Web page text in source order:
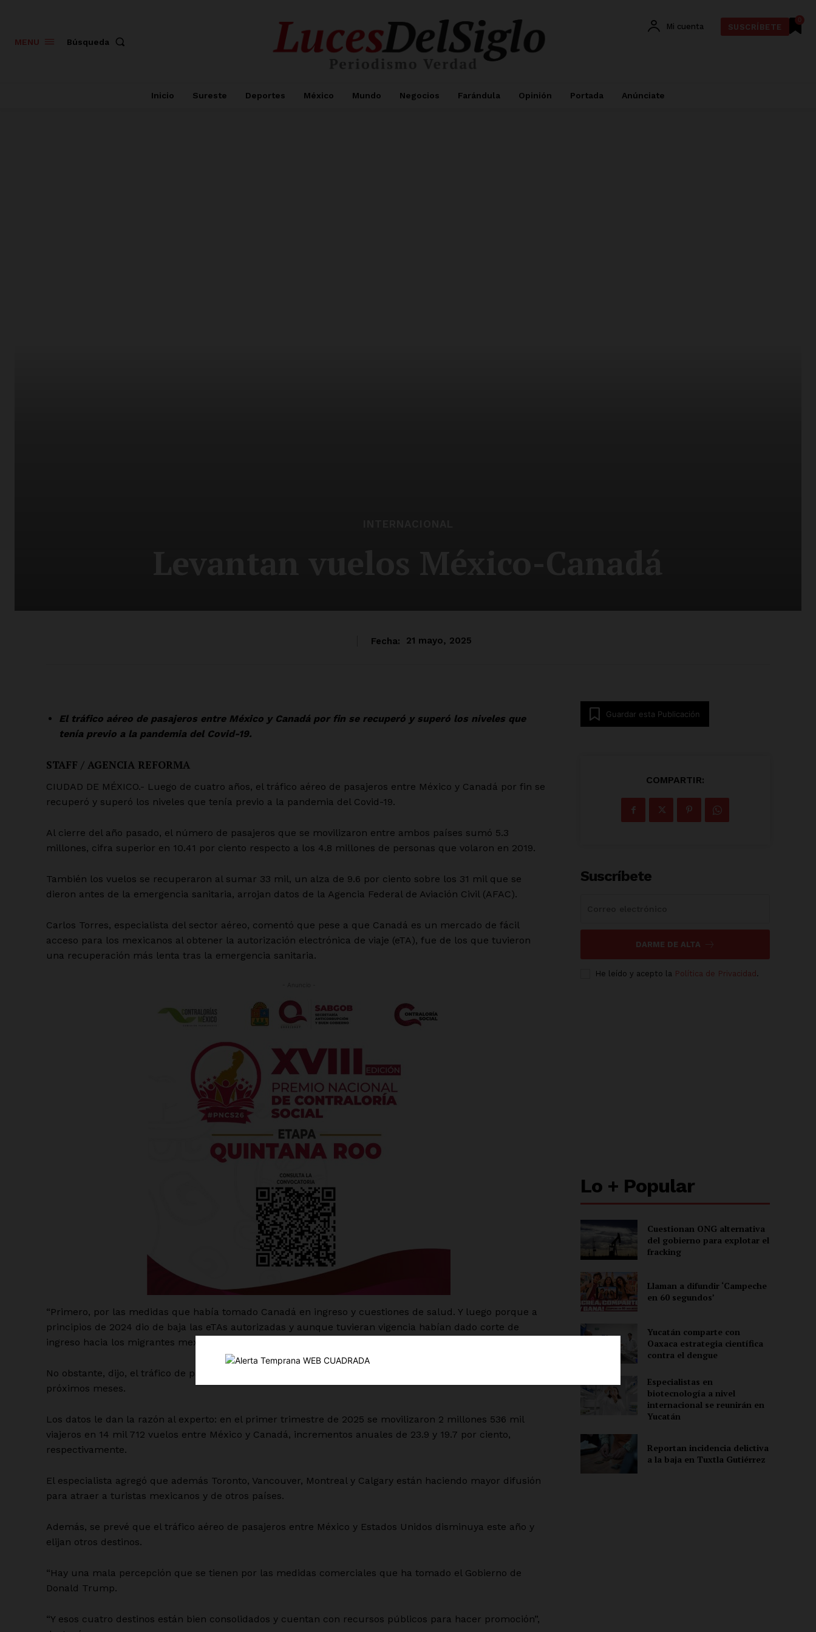
Luces
Del Siglo
Empresa
Nosotros
Políticas del Sitio
Mi cuenta
MENU Búsqueda
0
Mi cuenta SUSCRÍBETE
Inicio Sureste Deportes México Mundo Negocios Farándula Opinión Portada Anúnciate
Fecha: 21 mayo, 2025
El tráfico aéreo de pasajeros entre México y Canadá por fin se recuperó y superó los niveles que
tenía previo a la pandemia del Covid-19.
STAFF / AGENCIA REFORMA
CIUDAD DE MÉXICO.- Luego de cuatro años, el tráfico aéreo de pasajeros entre México y Canadá por fin se
recuperó y superó los niveles que tenía previo a la pandemia del Covid-19.
Al cierre del año pasado, el número de pasajeros que se movilizaron entre ambos países sumó 5.3
millones, cifra superior en 10.41 por ciento respecto a los 4.8 millones de personas que volaron en 2019.
También los vuelos se recuperaron al sumar 33 mil, un alza de 9.6 por ciento sobre los 31 mil que se
dieron antes de la emergencia sanitaria, arrojan datos de la Agencia Federal de Aviación Civil (AFAC).
Carlos Torres, especialista del sector aéreo, comentó que pese a que Canadá es un mercado de fácil
acceso para los mexicanos al obtener la autorización electrónica de viaje (eTA), fue de los que tuvieron
una recuperación más lenta tras la emergencia sanitaria.
“Primero, por las medidas que había tomado Canadá en ingreso y cuestiones de salud. Y luego porque a
principios de 2024 dio de baja las eTAs autorizadas y aunque tuvieran vigencia habían dado corte de
ingreso hacia los migrantes mexicanos”, explicó.
No obstante, dijo, el tráfico de pasajeros se ha recuperado y es una tendencia que continuará en los
próximos meses.
Los datos le dan la razón al experto: en el primer trimestre de 2025 se movilizaron 2 millones 536 mil
viajeros en 14 mil 712 vuelos entre México y Canadá, incrementos anuales de 23.9 y 19.7 por ciento,
respectivamente.
El especialista agregó que además Toronto, Vancouver, Montreal y Calgary están haciendo mayor difusión
para atraer a turistas mexicanos y de otros países.
Además, se prevé que el tráfico aéreo de pasajeros entre México y Estados Unidos disminuya este año y
elijan otros destinos.
“Hay una mala percepción que se tienen por las medidas comerciales que ha tomado el Gobierno de
Donald Trump.
“Y esos cuatro destinos están bien consolidados y cuentan con recursos públicos para hacer promoción”,
Guardar esta Publicación
COMPARTIR:
Suscríbete
DARME DE ALTA
He leído y acepto la Política de Privacidad .
Lo + Popular
Cuestionan ONG alternativa
del gobierno para explotar el
fracking
Llaman a difundir ‘Campeche
en 60 segundos’
Yucatán comparte con
Oaxaca estrategia científica
contra el dengue
Especialistas en
biotecnología a nivel
internacional se reunirán en
Yucatán
Reportan incidencia delictiva
a la baja en Tuxtla Gutiérrez